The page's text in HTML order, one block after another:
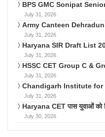
BPS GMC Sonipat
July 31, 2026
Army Canteen
July 31, 2026
Haryana SIR Draft List
July 31, 2026
HSSC CET Group C &
July 31, 2026
Chandigarh Institute for
July 31, 2026
Haryana CET पास युवाओं को
July 30, 2026